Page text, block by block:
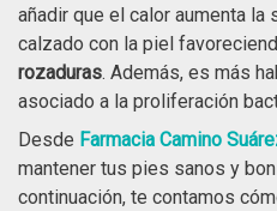
añadir que el calor aumenta la
calzado con la piel
rozaduras. Además, es más
asociado a la proliferación
Desde Farmacia Camino
mantener tus pies sanos y
continuación, te contamos